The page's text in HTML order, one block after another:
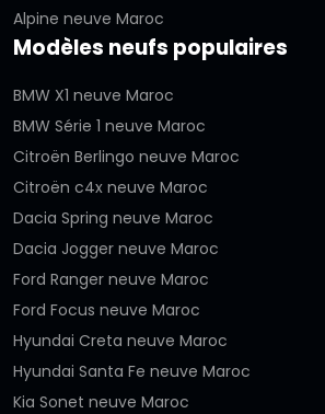
Alpine neuve Maroc
Modèles neufs populaires
BMW X1 neuve Maroc
BMW Série 1 neuve Maroc
Citroën Berlingo neuve Maroc
Citroën c4x neuve Maroc
Dacia Spring neuve Maroc
Dacia Jogger neuve Maroc
Ford Ranger neuve Maroc
Ford Focus neuve Maroc
Hyundai Creta neuve Maroc
Hyundai Santa Fe neuve Maroc
Kia Sonet neuve Maroc